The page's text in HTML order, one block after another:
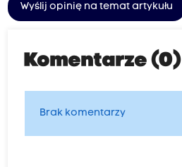
Wyślij opinię na temat artykułu
Komentarze (0)
Brak komentarzy